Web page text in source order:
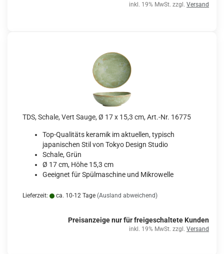
inkl. 19% MwSt. zzgl. Versand
TDS, Schale, Vert Sauge, Ø 17 x 15,3 cm, Art.-Nr. 16775
Top-Qualitäts keramik im aktuellen, typisch
japanischen Stil von Tokyo Design Studio
Schale, Grün
Ø 17 cm, Höhe 15,3 cm
Geeignet für Spülmaschine und Mikrowelle
Lieferzeit: ca. 10-12 Tage (Ausland abweichend)
Preisanzeige nur für freigeschaltete Kunden
inkl. 19% MwSt. zzgl. Versand